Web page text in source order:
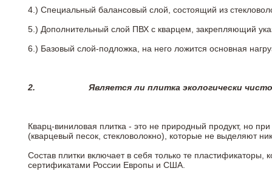
4.) Специальный балансовый слой, состоящий из
5.) Дополнительный слой ПВХ с кварцем, закрепляющий
6.) Базовый слой-подложка, на него ложится основная
2. Является ли плитка экологически
Кварц-виниловая плитка - это не природный продукт, но
(кварцевый песок, стекловолокно), которые не выделяют
Состав плитки включает в себя только те
сертификатами России Европы и США.